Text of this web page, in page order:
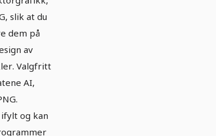
slik at du
dem på
av
Valgfritt
AI,
og kan